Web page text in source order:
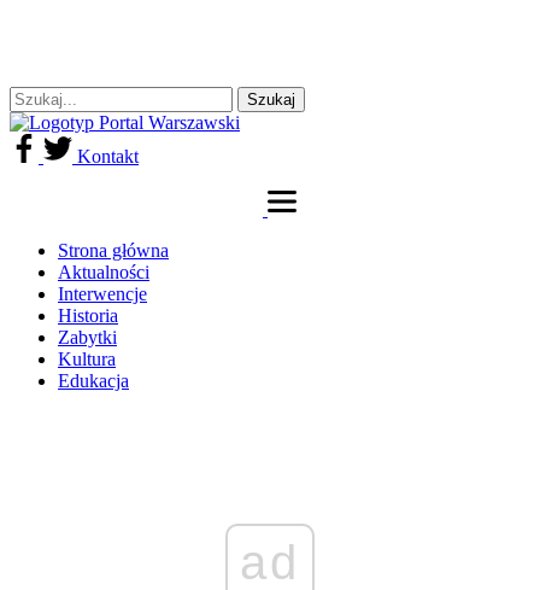
Kontakt
Strona główna
Aktualności
Interwencje
Historia
Zabytki
Kultura
Edukacja
ad